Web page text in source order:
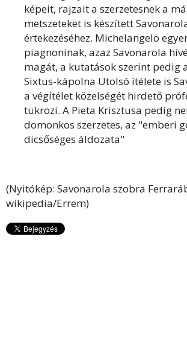
képeit, rajzait a szerzetesnek a
metszeteket is készített
értekezéséhez. Michelangelo
piagnoninak, azaz Savonarola
magát, a kutatások szerint pedig
Sixtus-kápolna Utolsó ítélete is
a végítélet közelségét hirdető
tükrözi. A Pieta Krisztusa pedig
domonkos szerzetes, az "emberi
dicsőséges áldozata"
(Nyitókép: Savonarola szobra
wikipedia/Errem)